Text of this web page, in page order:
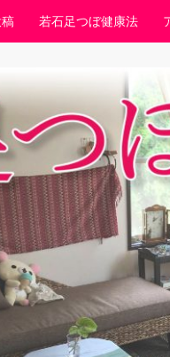
若石足つぼ健康法